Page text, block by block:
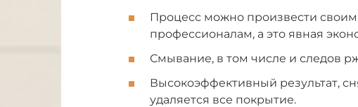
Процесс можно произвести
профессионалам, а это явная
Смывание, в том числе и следов
Высокоэффективный результат,
удаляется все покрытие.